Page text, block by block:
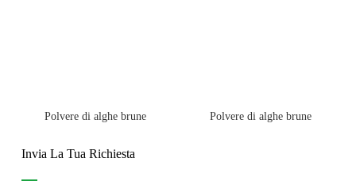
Polvere di alghe brune Polvere di alghe brune
Invia La Tua Richiesta